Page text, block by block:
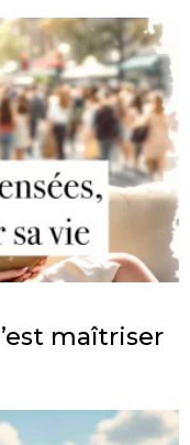
maîtriser